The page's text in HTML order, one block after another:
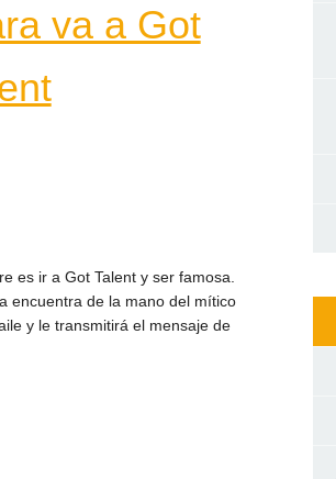
va a Got
es ir a Got Talent y ser famosa.
encuentra de la mano del mítico
y le transmitirá el mensaje de